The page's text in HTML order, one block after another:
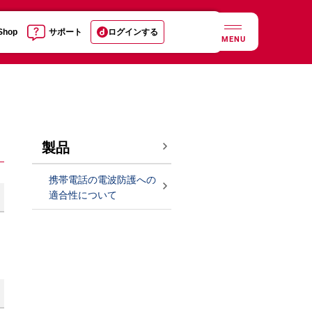
サポート ログインする
MENU
製品
携帯電話の電波防護への
適合性について